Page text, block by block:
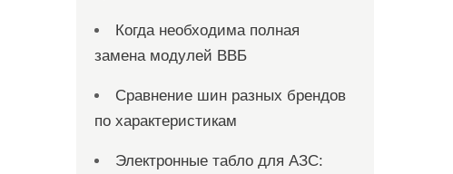
Когда необходима полная
замена модулей ВВБ
Сравнение шин разных брендов
по характеристикам
Электронные табло для АЗС: